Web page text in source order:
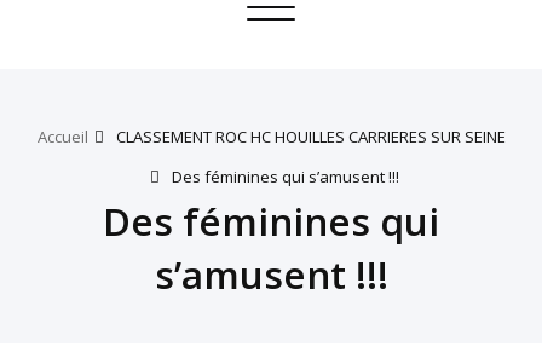
Toggle
Accueil
CLASSEMENT ROC HC HOUILLES CARRIERES SUR SEINE
Des féminines qui s’amusent !!!
Des féminines qui
s’amusent !!!